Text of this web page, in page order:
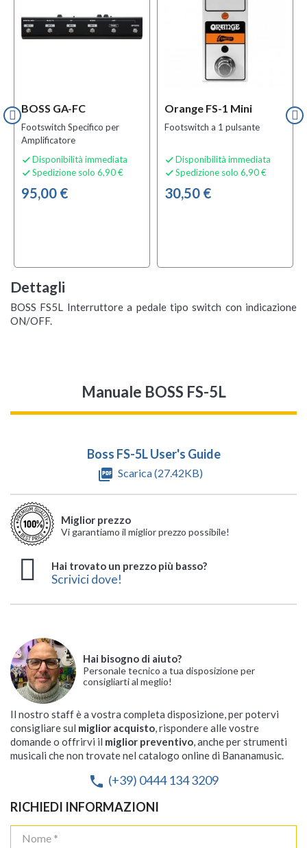
BOSS GA-FC
Footswitch Specifico per
Amplificatore
 Disponibilità immediata
 Spedizione solo 6,90 €
95,00 €
Orange FS-1 Mini
Footswitch a 1 pulsante
 Disponibilità immediata
 Spedizione solo 6,90 €
30,50 €
Dettagli
BOSS FS5L Interruttore a pedale tipo switch con indicazione
ON/OFF.
Manuale BOSS FS-5L
Boss FS-5L User's Guide
picture_as_pdf Scarica (27.42KB)
Miglior prezzo
Vi garantiamo il miglior prezzo possibile!
Hai trovato un prezzo più basso?
Scrivici dove!
Hai bisogno di aiuto?
Personale tecnico a tua disposizione per
consigliarti al meglio!
Il nostro staff è a vostra completa disposizione, per potervi
consigliare sul miglior acquisto, rispondere alle vostre
domande o offrirvi il miglior preventivo, anche per strumenti
musicali che non trovate nel catalogo online di Bananamusic.
phone (+39) 0444 134 3209
RICHIEDI INFORMAZIONI